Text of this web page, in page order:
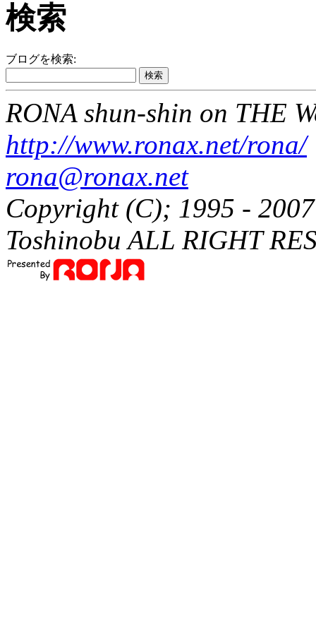
検索
ブログを検索:
RONA shun-shin on THE
http://www.ronax.net/rona/
rona@ronax.net
Copyright (C); 1995 -
Toshinobu ALL RIGHT